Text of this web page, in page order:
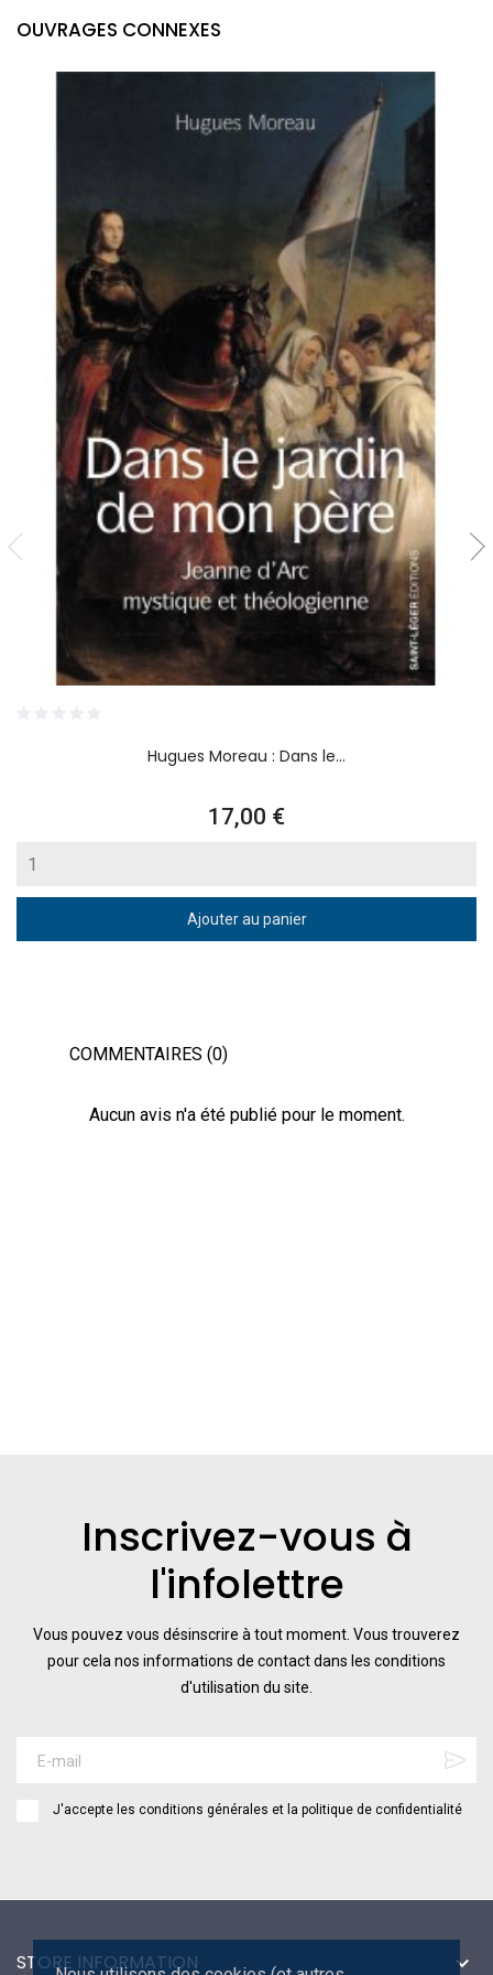
OUVRAGES CONNEXES
Hugues Moreau : Dans le...
Prix
17,00 €
Ajouter au panier
COMMENTAIRES (0)
Aucun avis n'a été publié pour le moment.
Inscrivez-vous à
l'infolettre
Vous pouvez vous désinscrire à tout moment. Vous trouverez
pour cela nos informations de contact dans les conditions
d'utilisation du site.
J'accepte les conditions générales et la politique de confidentialité
STORE INFORMATION 